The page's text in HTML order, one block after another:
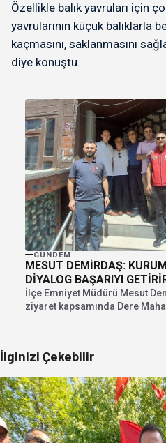
Özellikle balık yavruları için
yavrularının küçük balıklarla
kaçmasını, saklanmasını
diye konuştu.
GÜNDEM
MESUT DEMİRDAŞ:
DİYALOG BAŞARIYI
İlçe Emniyet Müdürü Mesut
ziyaret kapsamında Dere
İlginizi Çekebilir